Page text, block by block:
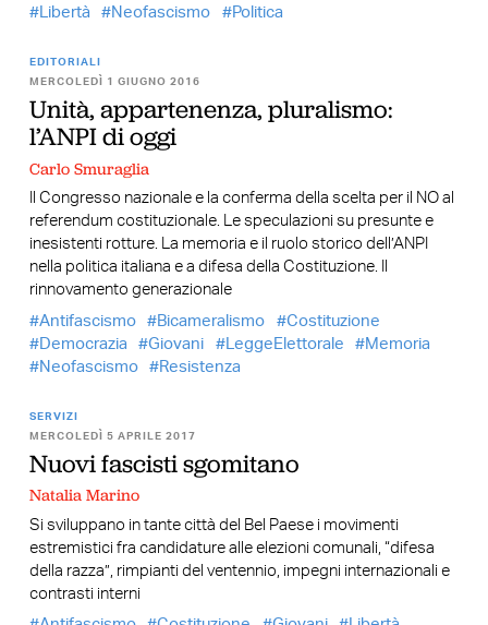
Libertà
Neofascismo Politica
EDITORIALI
MERCOLEDÌ 1 GIUGNO 2016
Unità, appartenenza, pluralismo:
l’ANPI di oggi
Carlo Smuraglia
Il Congresso nazionale e la conferma della scelta per il NO al
referendum costituzionale. Le speculazioni su presunte e
inesistenti rotture. La memoria e il ruolo storico dell’ANPI
nella politica italiana e a difesa della Costituzione. Il
rinnovamento generazionale
Antifascismo
Bicameralismo
Costituzione
Democrazia
Giovani LeggeElettorale
Memoria
Neofascismo
Resistenza
SERVIZI
MERCOLEDÌ 5 APRILE 2017
Nuovi fascisti sgomitano
Natalia Marino
Si sviluppano in tante città del Bel Paese i movimenti
estremistici fra candidature alle elezioni comunali, “difesa
della razza”, rimpianti del ventennio, impegni internazionali e
contrasti interni